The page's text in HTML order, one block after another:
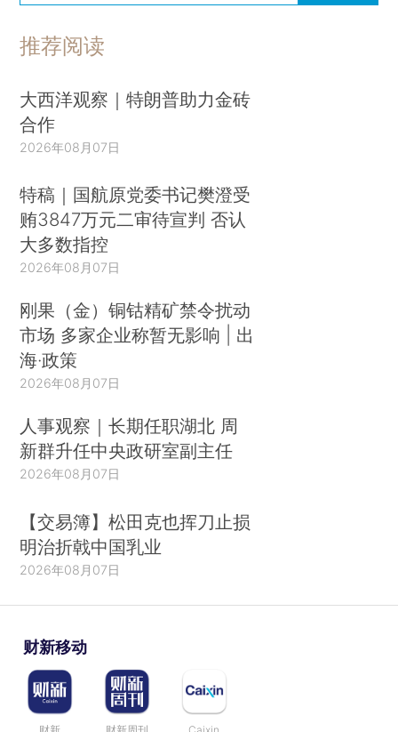
推荐阅读
大西洋观察｜特朗普助力金砖
合作
2026年08月07日
特稿｜国航原党委书记樊澄受
贿3847万元二审待宣判 否认
大多数指控
2026年08月07日
刚果（金）铜钴精矿禁令扰动
市场 多家企业称暂无影响 | 出
海·政策
2026年08月07日
人事观察｜长期任职湖北 周
新群升任中央政研室副主任
2026年08月07日
【交易簿】松田克也挥刀止损
明治折戟中国乳业
2026年08月07日
财新移动